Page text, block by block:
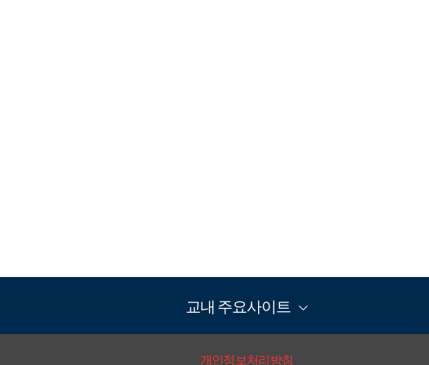
교내 주요사이트
개인정보처리방침